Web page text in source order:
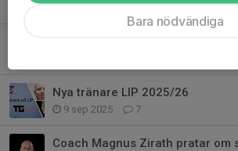
18 mar, 09:38 0
Nya tränare LIP 2025/26
9 sep 2025 7
Bara nödvändiga